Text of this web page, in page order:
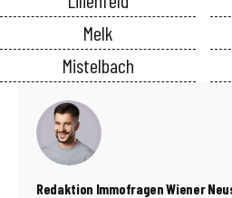
Melk
Mistelbach
Redaktion Immofragen Wiener